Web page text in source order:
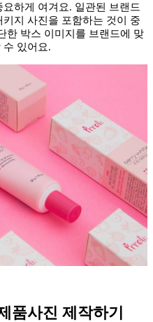
하게 여겨요. 일관된 브랜드
지 사진을 포함하는 것이 중
한 박스 이미지를 브랜드에 맞
수 있어요.
품사진 제작하기